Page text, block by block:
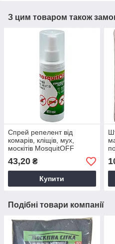
З цим товаром також
Спрей репелент від
комарів, кліщів, мух,
москітів MosquitOFF
100мл / Засіб від комах
43,20 ₴
Купити
Подібні товари компанії